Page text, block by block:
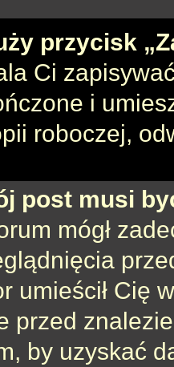
przycisk
Ci
i
roboczej,
post musi
mógł
umieścił Cię
przed
by uzyskać